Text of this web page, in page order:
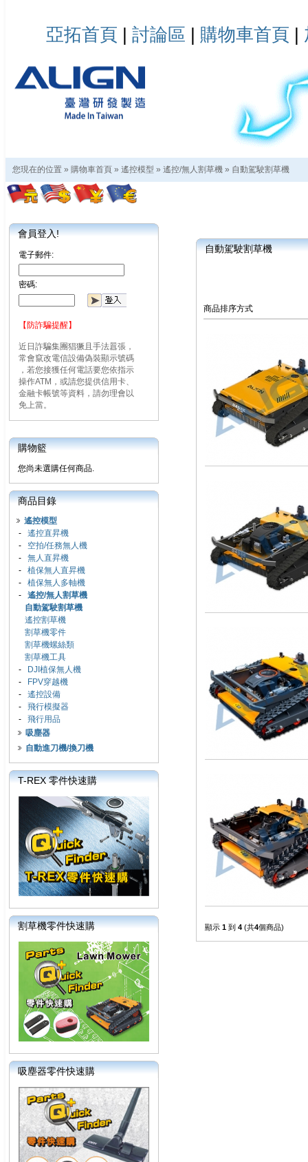
亞拓首頁 | 討論區 | 購物車首頁 |
您現在的位置 » 購物車首頁 » 遙控模型 » 遙控/無人割草機 » 自動駕駛割草機
會員登入!
電子郵件:
密碼:
【防詐騙提醒】
近日詐騙集團猖獗且手法囂張，
常會竄改電信設備偽裝顯示號碼
，若您接獲任何電話要您依指示
操作ATM，或請您提供信用卡、
金融卡帳號等資料，請勿理會以
免上當。
購物籃
您尚未選購任何商品.
商品目錄
遙控模型
- 遙控直昇機
- 空拍/任務無人機
- 無人直昇機
- 植保無人直昇機
- 植保無人多軸機
- 遙控/無人割草機
自動駕駛割草機
遙控割草機
割草機零件
割草機螺絲類
割草機工具
-
DJI植保無人機
-
FPV穿越機
- 遙控設備
- 飛行模擬器
- 飛行用品
吸塵器
自動進刀機/換刀機
T-REX 零件快速購
割草機零件快速購
吸塵器零件快速購
自動駕駛割草機
商品排序方式
顯示 1 到 4 (共4個商品)